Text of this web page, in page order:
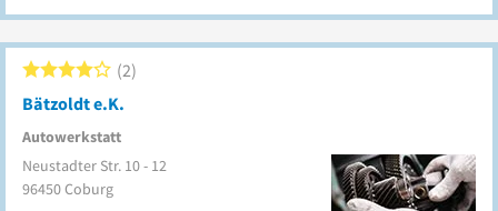
Bätzoldt e.K.
Autowerkstatt
2
Neustadter Str. 10 - 12
96450Coburg